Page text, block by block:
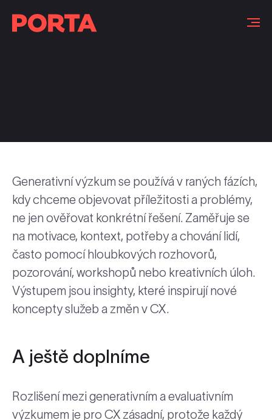
Generativní výzkum se používá v raných fázích,
kdy chceme objevovat příležitosti a problémy,
ne jen ověřovat konkrétní řešení. Zaměřuje se
na motivace, kontext, potřeby a chování lidí,
často pomocí hloubkových rozhovorů,
pozorování, workshopů nebo kreativních úloh.
Výstupem jsou insighty, které inspirují nové
koncepty služeb a změn v CX.
A ještě doplníme
Rozlišení mezi generativním a evaluativním
výzkumem je pro CX zásadní, protože každý